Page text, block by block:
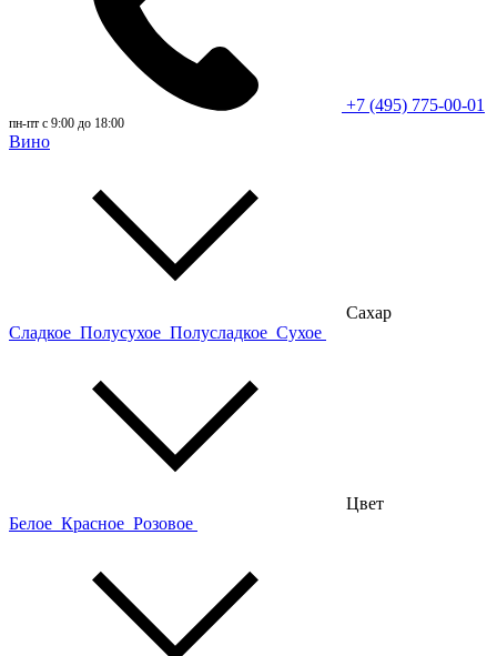
+7 (495) 775-00-01
пн-пт с 9:00 до 18:00
Вино
Сахар
Сладкое Полусухое Полусладкое Сухое
Цвет
Белое Красное Розовое